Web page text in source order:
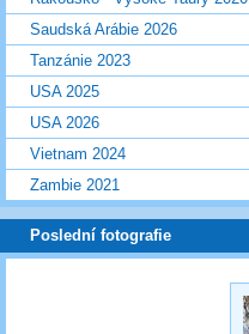
Saudská Arábie 2026
Tanzánie 2023
USA 2025
USA 2026
Vietnam 2024
Zambie 2021
Poslední fotografie